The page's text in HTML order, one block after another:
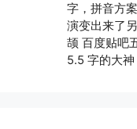
字，拼音方
演变出来了
颉 百度贴吧
5.5 字的大神